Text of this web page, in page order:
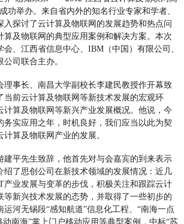
功举办。来自省内外的知名行业专家和学者、
入探讨了云计算及物联网的发展趋势和热点问
算及物联网的典型应用案例和解决方案。本次
、江西省信息中心、IBM（中国）有限公司、
司联合主办。
事长、南昌大学副校长李建民教授作开幕致
当前云计算及物联网等新技术发展的宏观环
计算及物联网等新兴产业发展概况。他说，今
务实应用之年，时机良好，我们应当以此为契
算及物联网产业的发展。
平先生致辞，他首先对与会嘉宾的到来表示
绍了思创公司在新技术领域的发展情况：近几
产业发展与变革的步伐，积极关注和跟踪云计
等新兴技术发展的态势，并取得了一些初步的
运河无锡段“感知航道”信息化工程、“南海一点
动南海”掌上门户移动应用等典型案例，中标“苏